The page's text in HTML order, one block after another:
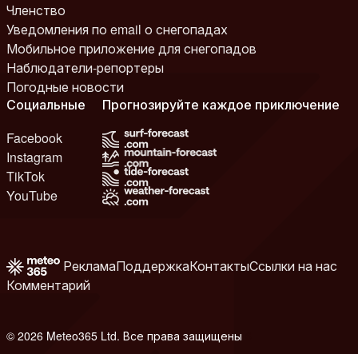
Членство
Уведомления по email о снегопадах
Мобильное приложение для снегопадов
Наблюдатели-репортеры
Погодные новости
Социальные
Facebook
Instagram
TikTok
YouTube
Прогнозируйте каждое приключение
РекламаПоддержкаКонтактыСсылки на нас
Комментарий
© 2026 Meteo365 Ltd. Все права защищены